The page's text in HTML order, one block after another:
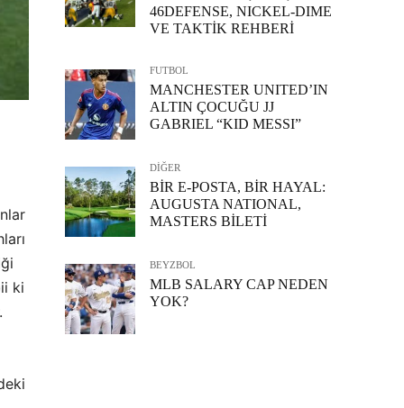
ki
46DEFENSE, NICKEL-DIME
VE TAKTİK REHBERİ
FUTBOL
MANCHESTER UNITED’IN
ALTIN ÇOCUĞU JJ
GABRIEL “KID MESSI”
DİĞER
BİR E-POSTA, BİR HAYAL:
AUGUSTA NATIONAL,
MASTERS BİLETİ
BEYZBOL
MLB SALARY CAP NEDEN
YOK?